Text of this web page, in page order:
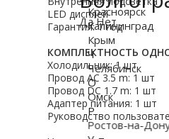
LED дисплей
Гарантия: 1 год
КОМПЛЕКТНОСТЬ
Холодильник: 1 шт
Провод AC 3.5 m: 1 шт
Провод DC 1.7 m: 1 шт
Адаптер питания: 1 шт
Руководство
Да Нет
Красноярск
Калининград
Крым
Ч
Челябинск
О
Омск
Р
Ростов-на-